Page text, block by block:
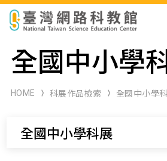
科展作品檢索
科學研習月刊
全國中小學
HOME 科展作品檢索 全國中小學
全國中小學科展